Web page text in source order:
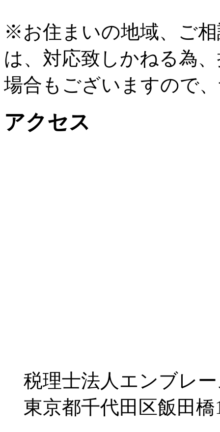
※お住まいの地域、ご
は、対応致しかねる為
場合もございますので
アクセス
税理士法人エンブレ
東京都千代田区飯田